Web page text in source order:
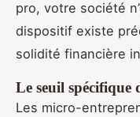
pro, votre société
dispositif existe
solidité financière
Le seuil spécifique
Les micro-